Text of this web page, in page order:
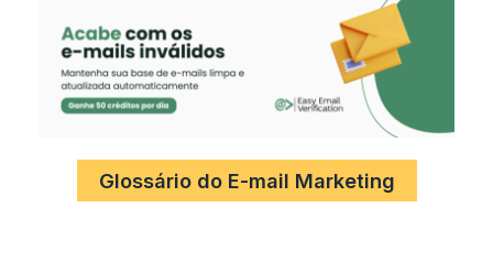
Glossário do E-mail Marketing